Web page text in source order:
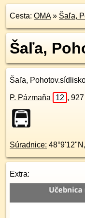
Cesta: OMA» Šaľa,
Šaľa,
Šaľa,
P. Pázmaňa 12 ,
Súradnice: 48°9'12"N ,
Extra: